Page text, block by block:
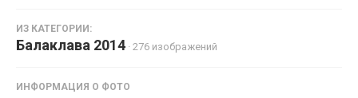
ИЗ КАТЕГОРИИ:
Балаклава 2014 · 276 изображений
ИНФОРМАЦИЯ О ФОТО